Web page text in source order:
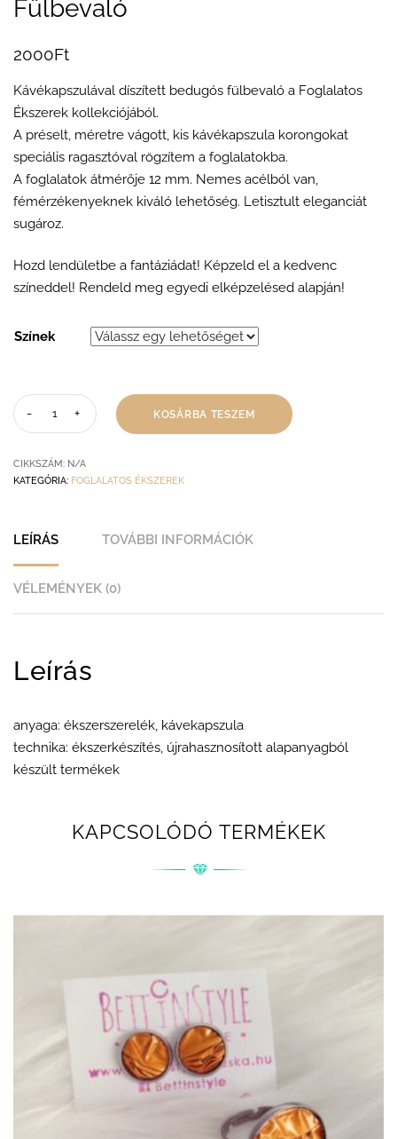
Fülbevaló
2000Ft
Kávékapszulával díszített bedugós fülbevaló a Foglalatos
Ékszerek kollekciójából.
A préselt, méretre vágott, kis kávékapszula korongokat
speciális ragasztóval rögzítem a foglalatokba.
A foglalatok átmérője 12 mm. Nemes acélból van,
fémérzékenyeknek kiváló lehetőség. Letisztult eleganciát
sugároz.
Hozd lendületbe a fantáziádat! Képzeld el a kedvenc
színeddel! Rendeld meg egyedi elképzelésed alapján!
Színek
KOSÁRBA TESZEM
CIKKSZÁM: N/A
KATEGÓRIA: FOGLALATOS ÉKSZEREK
LEÍRÁS TOVÁBBI INFORMÁCIÓK
VÉLEMÉNYEK (0)
Leírás
anyaga: ékszerszerelék, kávekapszula
technika: ékszerkészítés, újrahasznosított alapanyagból
készült termékek
KAPCSOLÓDÓ TERMÉKEK